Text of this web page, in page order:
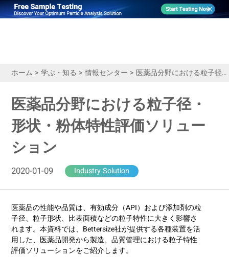
ホーム > 学ぶ・知る >情報センター > 医薬品分野における粒子径・形状・粉体特性評価ソリューション
医薬品分野における粒子径・
形状・粉体特性評価ソリュー
ション
2020-01-09 Industry Solution
医薬品の性能や品質は、有効成分（API）および添加剤の粒
子径、粒子形状、比表面積などの粒子特性に大きく影響さ
れます。本資料では、Bettersize社が提供する各種装置を活
用した、医薬品開発から製造、品質管理における粒子特性
評価ソリューションをご紹介します。